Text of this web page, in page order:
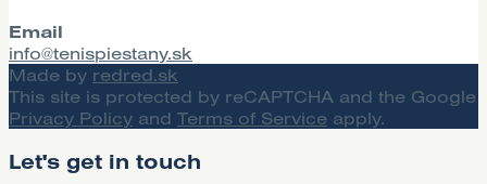
Email
info@tenispiestany.sk
Made by redred.sk
This site is protected by reCAPTCHA and the Google
Privacy Policy and Terms of Service apply.
Let's get in touch